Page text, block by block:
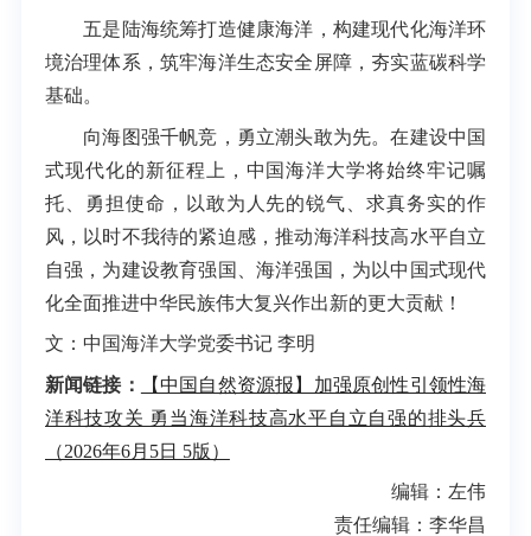
五是陆海统筹打造健康海洋，构建现代化海洋环
境治理体系，筑牢海洋生态安全屏障，夯实蓝碳科学
基础。
向海图强千帆竞，勇立潮头敢为先。在建设中国
式现代化的新征程上，中国海洋大学将始终牢记嘱
托、勇担使命，以敢为人先的锐气、求真务实的作
风，以时不我待的紧迫感，推动海洋科技高水平自立
自强，为建设教育强国、海洋强国，为以中国式现代
化全面推进中华民族伟大复兴作出新的更大贡献！
文：中国海洋大学党委书记 李明
新闻链接：
【中国自然资源报】加强原创性引领性海
洋科技攻关 勇当海洋科技高水平自立自强的排头兵
（2026年6月5日 5版）
编辑：左伟
责任编辑：李华昌